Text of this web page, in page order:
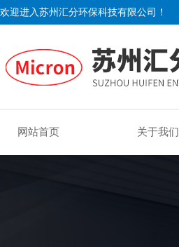
欢迎进入苏州汇分环保科技有限公司！
网站首页 关于我们